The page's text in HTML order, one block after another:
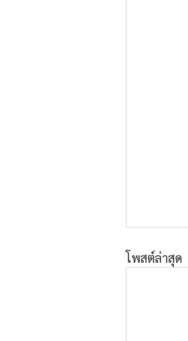
โพสต์ล่าสุด